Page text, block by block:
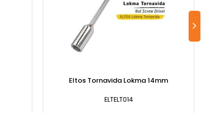
Eltos Tornavida Lokma 14mm
ELTELT014